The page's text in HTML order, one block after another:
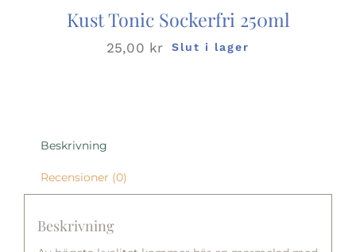
Kust Tonic Sockerfri 250ml
25,00 kr Slut i lager
Beskrivning
Recensioner (0)
Beskrivning